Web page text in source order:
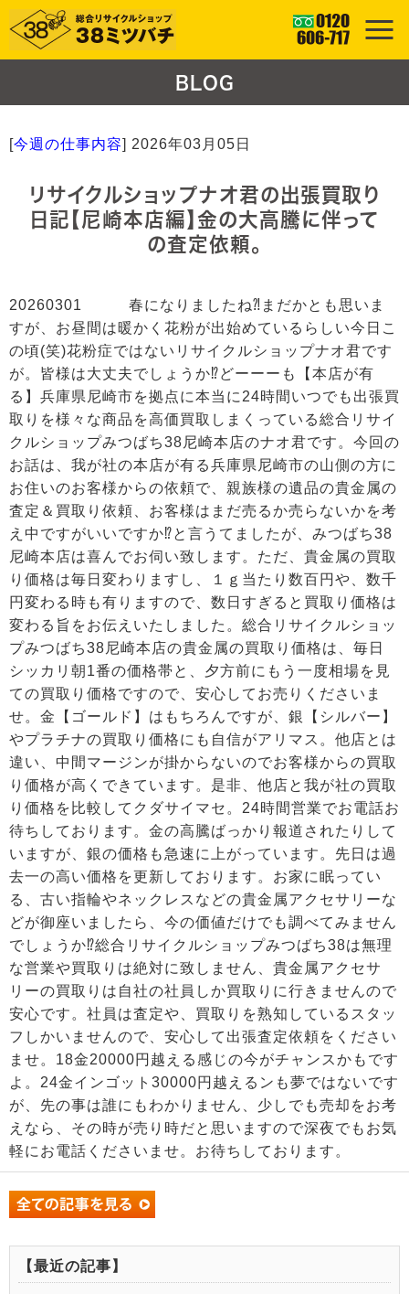
BLOG
[今週の仕事内容] 2026年03月05日
リサイクルショップナオ君の出張買取り
日記【尼崎本店編】金の大高騰に伴って
の査定依頼。
20260301 春になりましたね⁈まだかとも思いま
すが、お昼間は暖かく花粉が出始めているらしい今日こ
の頃(笑)花粉症ではないリサイクルショップナオ君です
が。皆様は大丈夫でしょうか⁉どーーーも【本店が有
る】兵庫県尼崎市を拠点に本当に24時間いつでも出張買
取りを様々な商品を高価買取しまくっている総合リサイ
クルショップみつばち38尼崎本店のナオ君です。今回の
お話は、我が社の本店が有る兵庫県尼崎市の山側の方に
お住いのお客様からの依頼で、親族様の遺品の貴金属の
査定＆買取り依頼、お客様はまだ売るか売らないかを考
え中ですがいいですか⁉と言うてましたが、みつばち38
尼崎本店は喜んでお伺い致します。ただ、貴金属の買取
り価格は毎日変わりますし、１ｇ当たり数百円や、数千
円変わる時も有りますので、数日すぎると買取り価格は
変わる旨をお伝えいたしました。総合リサイクルショッ
プみつばち38尼崎本店の貴金属の買取り価格は、毎日
シッカリ朝1番の価格帯と、夕方前にもう一度相場を見
ての買取り価格ですので、安心してお売りくださいま
せ。金【ゴールド】はもちろんですが、銀【シルバー】
やプラチナの買取り価格にも自信がアリマス。他店とは
違い、中間マージンが掛からないのでお客様からの買取
り価格が高くできています。是非、他店と我が社の買取
り価格を比較してクダサイマセ。24時間営業でお電話お
待ちしております。金の高騰ばっかり報道されたりして
いますが、銀の価格も急速に上がっています。先日は過
去一の高い価格を更新しております。お家に眠ってい
る、古い指輪やネックレスなどの貴金属アクセサリーな
どが御座いましたら、今の価値だけでも調べてみません
でしょうか⁉総合リサイクルショップみつばち38は無理
な営業や買取りは絶対に致しません、貴金属アクセサ
リーの買取りは自社の社員しか買取りに行きませんので
安心です。社員は査定や、買取りを熟知しているスタッ
フしかいませんので、安心して出張査定依頼をください
ませ。18金20000円越える感じの今がチャンスかもです
よ。24金インゴット30000円越えるンも夢ではないです
が、先の事は誰にもわかりません、少しでも売却をお考
えなら、その時が売り時だと思いますので深夜でもお気
軽にお電話くださいませ。お待ちしております。
【最近の記事】